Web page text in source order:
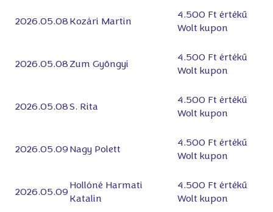
2026.05.08 Kozári Martin
4.500 Ft értékű
Wolt kupon
2026.05.08 Zum Gyöngyi
4.500 Ft értékű
Wolt kupon
2026.05.08S. Rita
4.500 Ft értékű
Wolt kupon
2026.05.09 Nagy Polett
4.500 Ft értékű
Wolt kupon
2026.05.09
Hollóné Harmati
Katalin
4.500 Ft értékű
Wolt kupon